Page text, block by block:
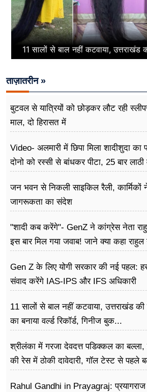
11 सालों से बाल नहीं कटवाया,
ताज़ातरीन »
बुटवल से यात्रियों को छोड़कर लौट रही
माल, दो हिरासत में
Video- अलमारी में छिपा मिला शादीशुदा का
दोनो को रस्सी से बांधकर पीटा, 25 बार लाठी
जन भवन से निकली साइकिल रैली,
जागरूकता का संदेश
"शादी कब करेंगे"- GenZ ने कांग्रेस नेता
इस बार मिल गया जवाब! जाने क्या कहा राहुल
Gen Z के लिए योगी सरकार की नई पहल: हर
संवाद करेंगे IAS-IPS और IFS अधिकारी
11 सालों से बाल नहीं कटवाया, उत्तराखंड
का बनाया वर्ल्ड रिकॉर्ड, गिनीज बुक...
श्रीलंका में गरजा देवदत्त पडिक्कल का
की रेस में ठोकी दावेदारी, गॉल टेस्ट से पहले
Rahul Gandhi in Prayagraj: प्रयागराज